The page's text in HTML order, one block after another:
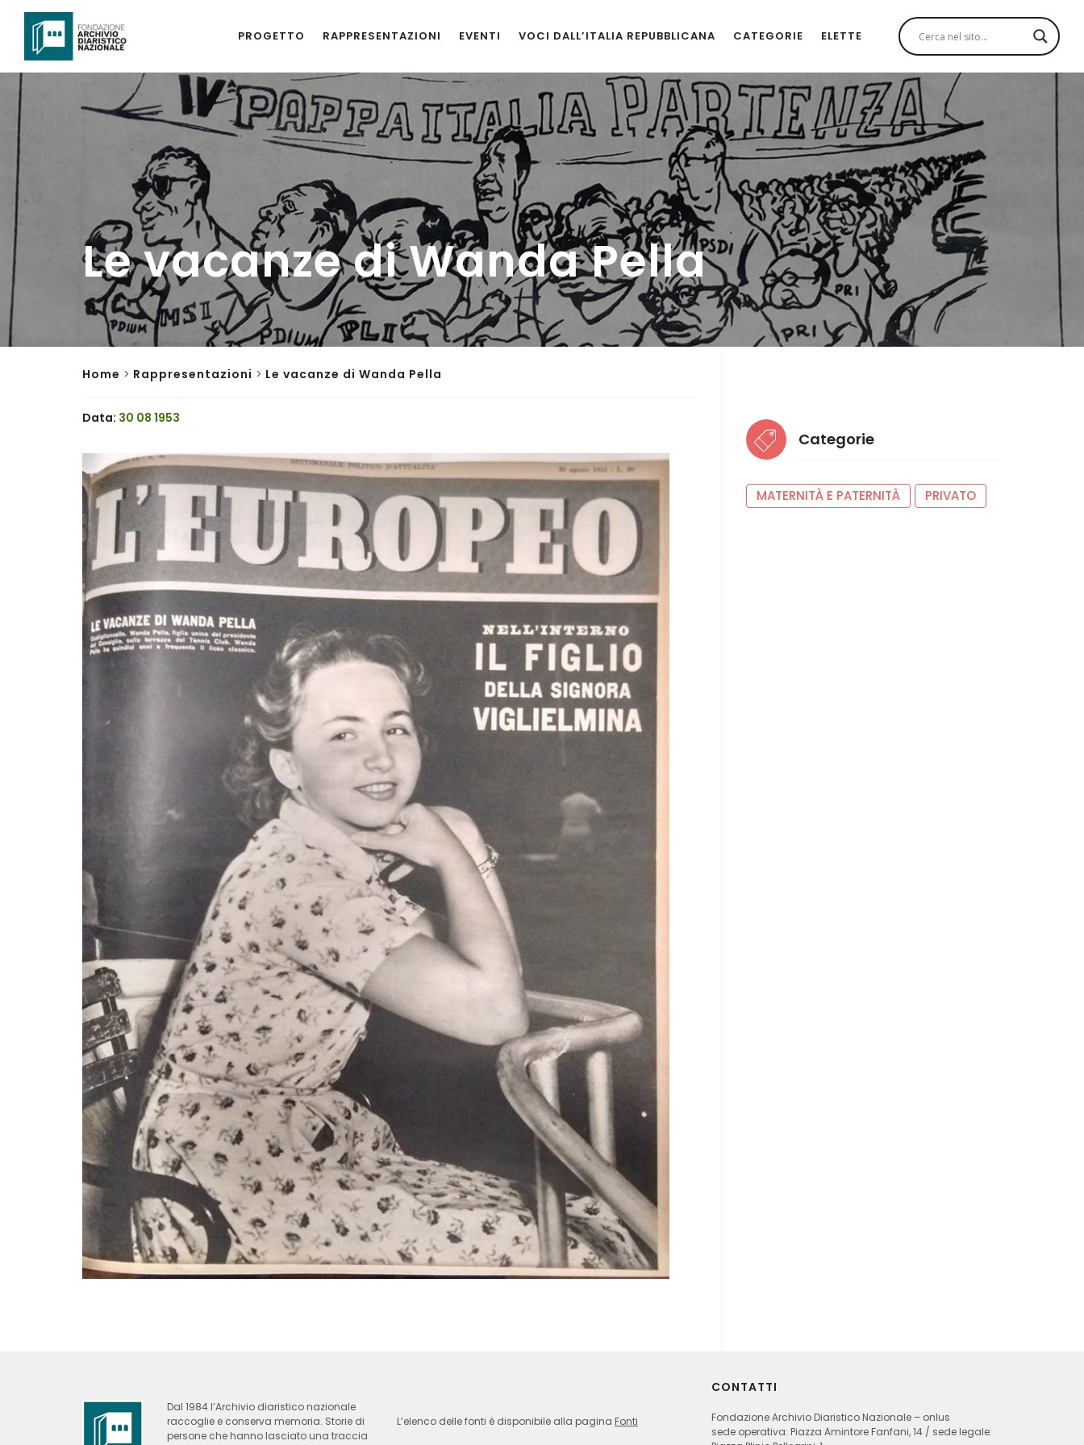
PROGETTO RAPPRESENTAZIONI EVENTI VOCI DALL’ITALIA REPUBBLICANA CATEGORIE ELETTE
Le vacanze di Wanda Pella
Home > Rappresentazioni > Le vacanze di Wanda Pella
Data: 30 08 1953
Categorie
MATERNITÀ E PATERNITÀ PRIVATO
Dal 1984 l’Archivio diaristico nazionale
raccoglie e conserva memoria. Storie di
persone che hanno lasciato una traccia
L’elenco delle fonti è disponibile alla pagina Fonti
CONTATTI
Fondazione Archivio Diaristico Nazionale – onlus
sede operativa: Piazza Amintore Fanfani, 14 / sede legale: